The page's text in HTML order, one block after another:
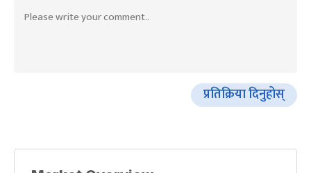
प्रतिक्रिया दिनुहोस्